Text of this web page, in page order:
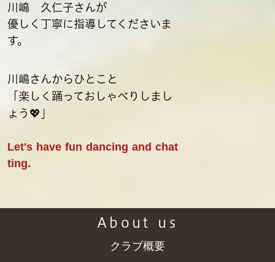
川嶋 久仁子さんが
優しく丁寧に指導してくださいま
す。
川嶋さんからひとこと
「楽しく踊っておしゃべりしまし
ょう💖」
Let's have fun dancing and chat
ting.
About us
クラブ概要